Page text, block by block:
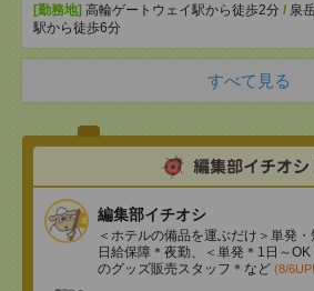
[勤務地] 高輪ゲートウェイ駅から徒歩2分 / 泉
駅から徒歩6分
すべて見る
編集部イチオシ
＜ホテルの備品を運ぶだけ＞単発
日給保障＊夜勤、＜単発＊1日～
のグッズ販売スタッフ＊など (8/